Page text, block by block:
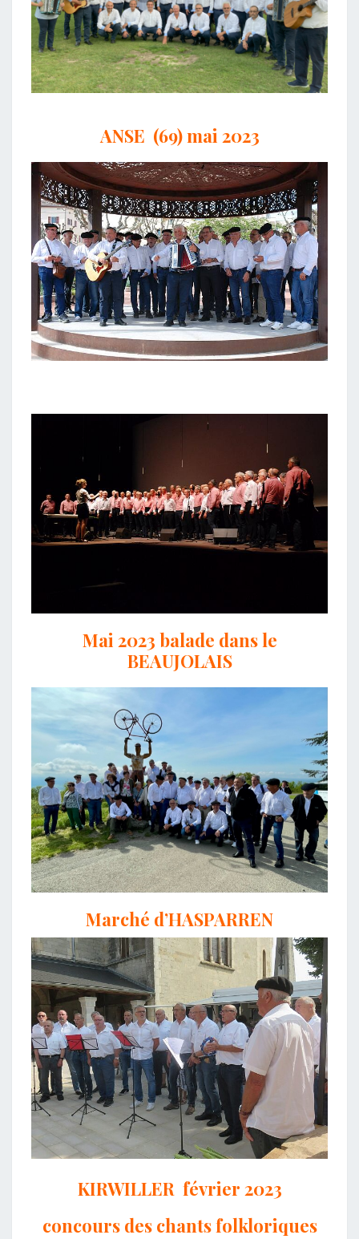
ANSE (69) mai 2023
Mai 2023 balade dans le
BEAUJOLAIS
Marché d’HASPARREN
KIRWILLER février 2023
concours des chants folkloriques